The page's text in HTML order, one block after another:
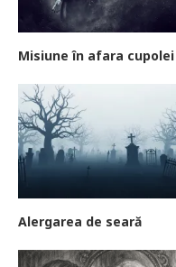
Misiune în afara cupolei
Alergarea de seară